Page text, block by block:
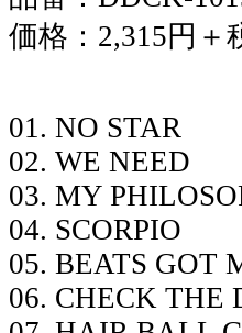
価格：2,315円＋
01. NO STAR
02. WE NEED
03. MY
04. SCORPIO
05. BEATS GOT
06. CHECK THE